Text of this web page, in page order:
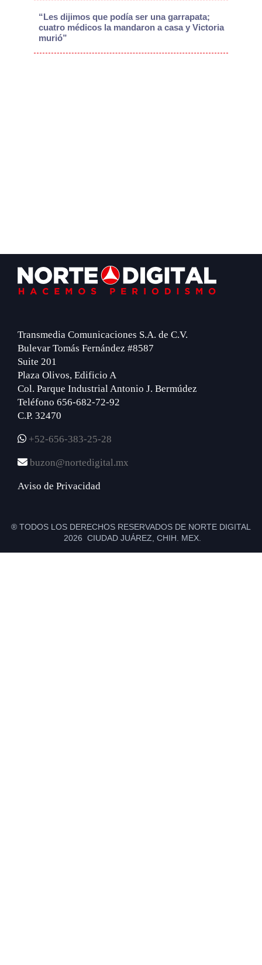
“Les dijimos que podía ser una garrapata;
cuatro médicos la mandaron a casa y Victoria
murió”
Footer
Transmedia Comunicaciones S.A. de C.V.
Bulevar Tomás Fernández #8587
Suite 201
Plaza Olivos, Edificio A
Col. Parque Industrial Antonio J. Bermúdez
Teléfono 656-682-72-92
C.P. 32470
+52-656-383-25-28
buzon@nortedigital.mx
Aviso de Privacidad
® TODOS LOS DERECHOS RESERVADOS DE NORTE DIGITAL
2026 CIUDAD JUÁREZ, CHIH. MEX.